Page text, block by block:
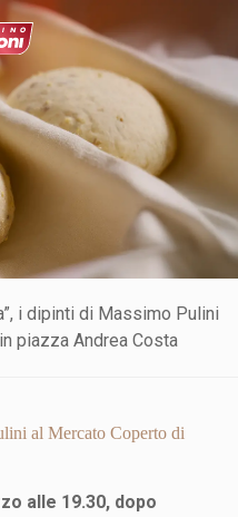
i dipinti di Massimo Pulini
piazza Andrea Costa
al Mercato Coperto di
alle 19.30, dopo